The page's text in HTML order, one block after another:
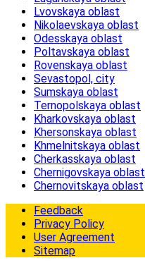
Lvovskaya oblast
Nikolaevskaya oblast
Odesskaya oblast
Poltavskaya oblast
Rovenskaya oblast
Sevastopol, city
Sumskaya oblast
Ternopolskaya oblast
Kharkovskaya oblast
Khersonskaya oblast
Khmelnitskaya oblast
Cherkasskaya oblast
Chernigovskaya oblast
Chernovitskaya oblast
Feedback
Privacy Policy
User Agreement
Sitemap